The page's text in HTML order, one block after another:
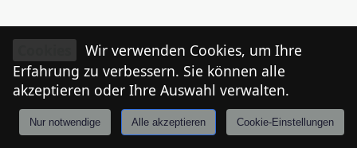
Anmelden Tiroler
Wir verwenden Cookies, um Ihre
Erfahrung zu verbessern. Sie können alle
akzeptieren oder Ihre Auswahl verwalten.
Nur notwendige Alle akzeptieren Cookie-Einstellungen